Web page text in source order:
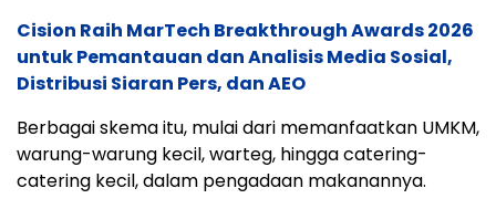
Cision Raih MarTech Breakthrough Awards 2026
untuk Pemantauan dan Analisis Media Sosial,
Distribusi Siaran Pers, dan AEO
Berbagai skema itu, mulai dari memanfaatkan UMKM,
warung-warung kecil, warteg, hingga catering-
catering kecil, dalam pengadaan makanannya.